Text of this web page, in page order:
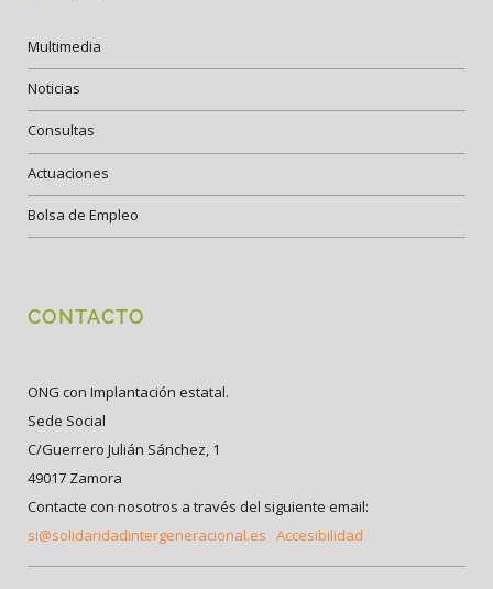
Multimedia
Noticias
Consultas
Actuaciones
Bolsa de Empleo
CONTACTO
ONG con Implantación estatal.
Sede Social
C/Guerrero Julián Sánchez, 1
49017 Zamora
Contacte con nosotros a través del siguiente email:
si@solidaridadintergeneracional.es Accesibilidad